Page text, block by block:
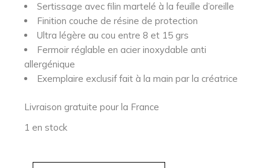
Sertissage avec filin martelé à la feuille d’oreille
Finition couche de résine de protection
Ultra légère au cou entre 8 et 15 grs
Fermoir réglable en acier inoxydable anti
allergénique
Exemplaire exclusif fait à la main par la créatrice
Livraison gratuite pour la France
1 en stock